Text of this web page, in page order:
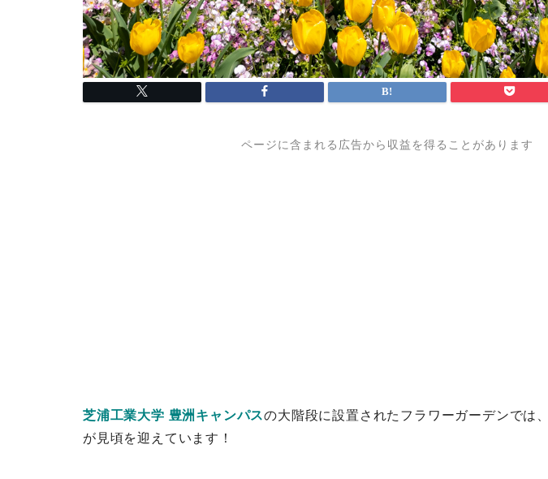
ページに含まれる広告から収益を得ることがあります
芝浦工業大学 豊洲キャンパスの大階段に設置されたフラワーガーデンでは
が見頃を迎えています！